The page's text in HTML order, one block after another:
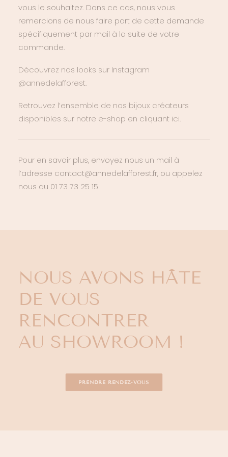
vous le souhaitez. Dans ce cas, nous vous
remercions de nous faire part de cette demande
spécifiquement par mail à la suite de votre
commande.
Découvrez nos looks sur Instagram
@annedelafforest.
Retrouvez l’ensemble de nos bijoux créateurs
disponibles sur notre e-shop en cliquant ici.
Pour en savoir plus, envoyez nous un mail à
l’adresse contact@annedelafforest.fr, ou appelez
nous au 01 73 73 25 15
NOUS AVONS HÂTE
DE VOUS
RENCONTRER
AU SHOWROOM !
PRENDRE RENDEZ-VOUS